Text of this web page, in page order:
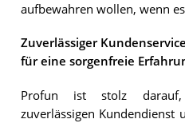
aufbewahren wollen, wenn
Zuverlässiger
für eine sorgenfreie
Profun ist stolz
zuverlässigen Kundendienst